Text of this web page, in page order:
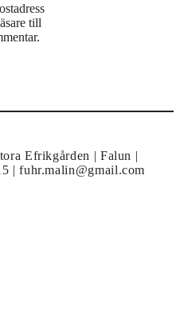
till
Efrikgården | Falun |
| fuhr.malin@gmail.com